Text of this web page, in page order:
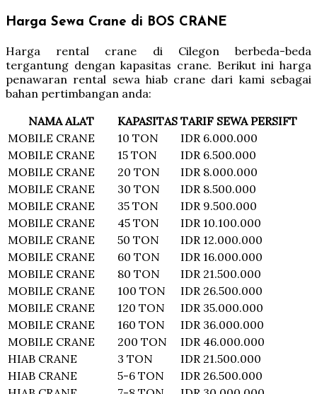
Harga Sewa Crane di BOS CRANE
Harga rental crane di Cilegon berbeda-beda
tergantung dengan kapasitas crane. Berikut ini harga
penawaran rental sewa hiab crane dari kami sebagai
bahan pertimbangan anda:
NAMA ALAT
KAPASITAS TARIF SEWA PERSIFT
MOBILE CRANE
10 TON
IDR 6.000.000
MOBILE CRANE
15 TON
IDR 6.500.000
MOBILE CRANE
20 TON
IDR 8.000.000
MOBILE CRANE
30 TON
IDR 8.500.000
MOBILE CRANE
35 TON
IDR 9.500.000
MOBILE CRANE
45 TON
IDR 10.100.000
MOBILE CRANE
50 TON
IDR 12.000.000
MOBILE CRANE
60 TON
IDR 16.000.000
MOBILE CRANE
80 TON
IDR 21.500.000
MOBILE CRANE
100 TON
IDR 26.500.000
MOBILE CRANE
120 TON
IDR 35.000.000
MOBILE CRANE
160 TON
IDR 36.000.000
MOBILE CRANE
200 TON
IDR 46.000.000
HIAB CRANE
3 TON
IDR 21.500.000
HIAB CRANE
5-6 TON
IDR 26.500.000